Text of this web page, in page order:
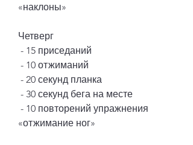
«наклоны»
Четверг
- 15 приседаний
- 10 отжиманий
- 20 секунд планка
- 30 секунд бега на месте
«отжимание ног»